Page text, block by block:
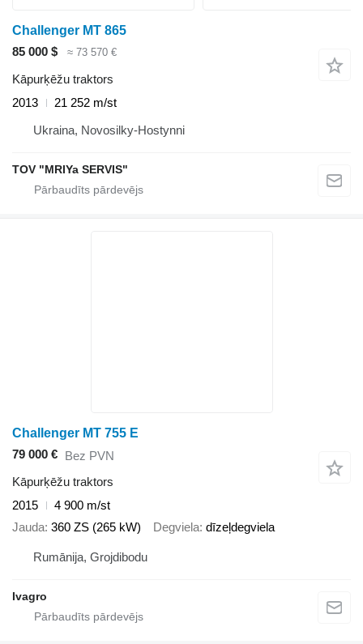
Challenger MT 865
85 000 $
≈ 73 570 €
Kāpurķēžu traktors
2013
21 252 m/st
Ukraina, Novosilky-Hostynni
TOV "MRIYa SERVIS"
Challenger MT 755 E
79 000 € Bez PVN
Kāpurķēžu traktors
2015
4 900 m/st
Jauda 360 ZS (265 kW) Degviela dīzeļdegviela
Rumānija, Grojdibodu
Ivagro